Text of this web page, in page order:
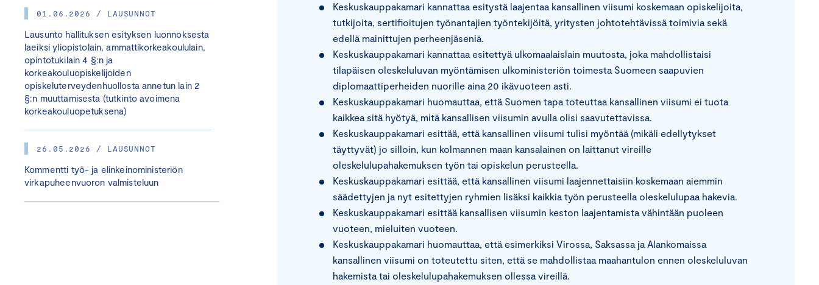
01.06.2026 / LAUSUNNOT
Lausunto hallituksen esityksen luonnoksesta
laeiksi yliopistolain, ammattikorkeakoululain,
opintotukilain 4 §:n ja
korkeakouluopiskelijoiden
opiskeluterveydenhuollosta annetun lain 2
§:n muuttamisesta (tutkinto avoimena
korkeakouluopetuksena)
26.05.2026 / LAUSUNNOT
Kommentti työ- ja elinkeinoministeriön
virkapuheenvuoron valmisteluun
Keskuskauppakamari kannattaa esitystä laajentaa kansallinen viisumi koskemaan opiskelijoita,
tutkijoita, sertifioitujen työnantajien työntekijöitä, yritysten johtotehtävissä toimivia sekä
edellä mainittujen perheenjäseniä.
Keskuskauppakamari kannattaa esitettyä ulkomaalaislain muutosta, joka mahdollistaisi
tilapäisen oleskeluluvan myöntämisen ulkoministeriön toimesta Suomeen saapuvien
diplomaattiperheiden nuorille aina 20 ikävuoteen asti.
Keskuskauppakamari huomauttaa, että Suomen tapa toteuttaa kansallinen viisumi ei tuota
kaikkea sitä hyötyä, mitä kansallisen viisumin avulla olisi saavutettavissa.
Keskuskauppakamari esittää, että kansallinen viisumi tulisi myöntää (mikäli edellytykset
täyttyvät) jo silloin, kun kolmannen maan kansalainen on laittanut vireille
oleskelulupahakemuksen työn tai opiskelun perusteella.
Keskuskauppakamari esittää, että kansallinen viisumi laajennettaisiin koskemaan aiemmin
säädettyjen ja nyt esitettyjen ryhmien lisäksi kaikkia työn perusteella oleskelulupaa hakevia.
Keskuskauppakamari esittää kansallisen viisumin keston laajentamista vähintään puoleen
vuoteen, mieluiten vuoteen.
Keskuskauppakamari huomauttaa, että esimerkiksi Virossa, Saksassa ja Alankomaissa
kansallinen viisumi on toteutettu siten, että se mahdollistaa maahantulon ennen oleskeluluvan
hakemista tai oleskelulupahakemuksen ollessa vireillä.